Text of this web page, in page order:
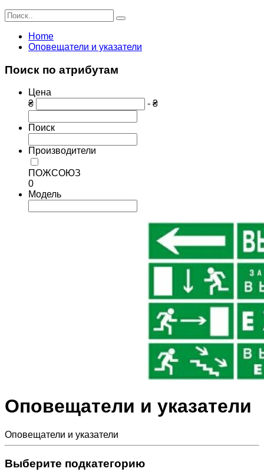
Home
Оповещатели и указатели
Поиск по атрибутам
Цена
₴
- ₴
Поиск
Производители
ПОЖСОЮЗ
0
Модель
Оповещатели и указатели
Оповещатели и указатели
Выберите подкатегорию